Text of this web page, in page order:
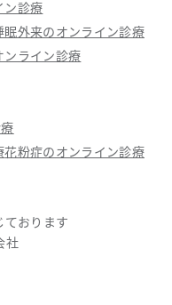
ン診療
眠外来のオンライン診療
ンライン診療
花粉症のオンライン診療
ております
社